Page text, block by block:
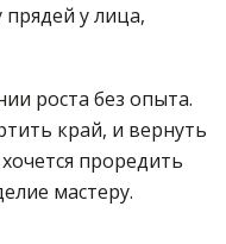
у лица,
роста без опыта.
край, и вернуть
проредить
мастеру.